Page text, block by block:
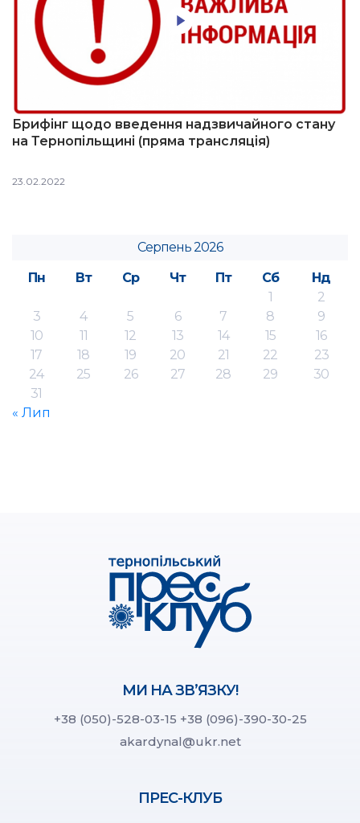
Брифінг щодо введення надзвичайного стану
на Тернопільщині (пряма трансляція)
23.02.2022
Серпень 2026
Пн
Вт Ср Чт Пт Сб
Нд
1
2
3
4 5 6 7 8
9
10
11 12 13 14 15
16
17
18 19 20 21 22
23
24
25 26 27 28 29
30
31
« Лип
МИ НА ЗВ’ЯЗКУ!
+38 (050)-528-03-15 +38 (096)-390-30-25
akardynal@ukr.net
ПРЕС-КЛУБ